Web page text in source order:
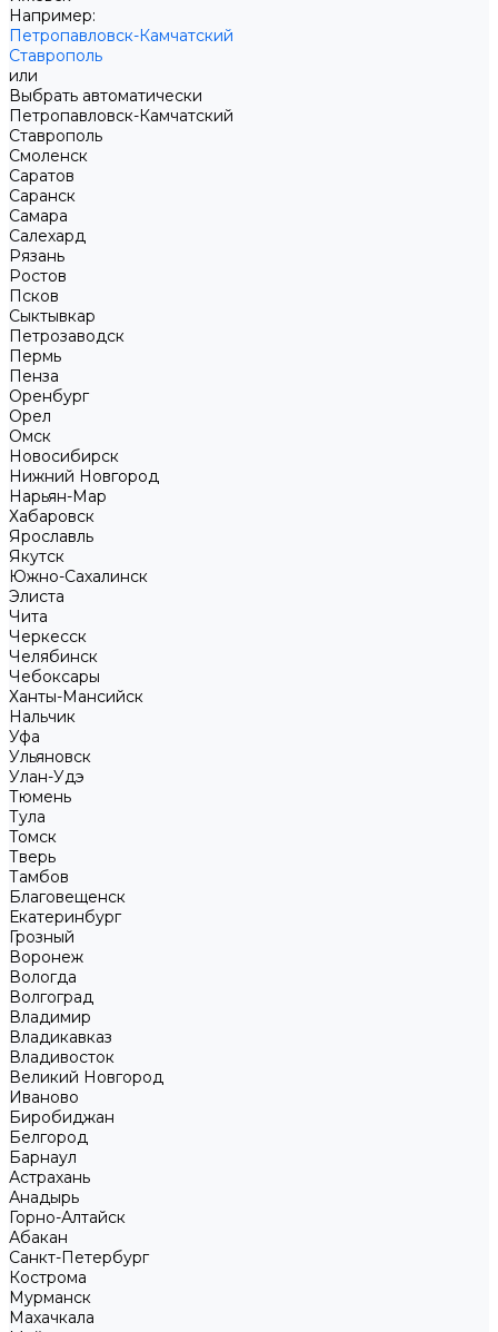
Например:
Петропавловск-Камчатский
Ставрополь
или
Выбрать автоматически
Петропавловск-Камчатский
Ставрополь
Смоленск
Саратов
Саранск
Самара
Салехард
Рязань
Ростов
Псков
Сыктывкар
Петрозаводск
Пермь
Пенза
Оренбург
Орел
Омск
Новосибирск
Нижний Новгород
Нарьян-Мар
Хабаровск
Ярославль
Якутск
Южно-Сахалинск
Элиста
Чита
Черкесск
Челябинск
Чебоксары
Ханты-Мансийск
Нальчик
Уфа
Ульяновск
Улан-Удэ
Тюмень
Тула
Томск
Тверь
Тамбов
Благовещенск
Екатеринбург
Грозный
Воронеж
Вологда
Волгоград
Владимир
Владикавказ
Владивосток
Великий Новгород
Иваново
Биробиджан
Белгород
Барнаул
Астрахань
Анадырь
Горно-Алтайск
Абакан
Санкт-Петербург
Кострома
Мурманск
Махачкала